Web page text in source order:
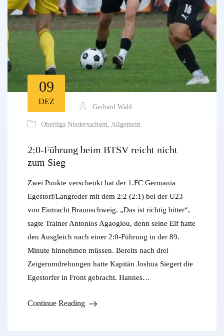
09
DEZ
Gerhard Wahl
Oberliga Niedersachsen, Allgemein
2:0-Führung beim BTSV reicht nicht
zum Sieg
Zwei Punkte verschenkt hat der 1.FC Germania
Egestorf/Langreder mit dem 2:2 (2:1) bei der U23
von Eintracht Braunschweig. „Das ist richtig bitter“,
sagte Trainer Antonios Agaoglou, denn seine Elf hatte
den Ausgleich nach einer 2:0-Führung in der 89.
Minute hinnehmen müssen. Bereits nach drei
Zeigerumdrehungen hatte Kapitän Joshua Siegert die
Egestorfer in Front gebracht. Hannes…
Continue Reading